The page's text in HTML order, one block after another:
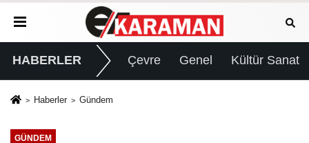
HABERLER Çevre Genel Kültür Sanat
Haberler Gündem
GÜNDEM